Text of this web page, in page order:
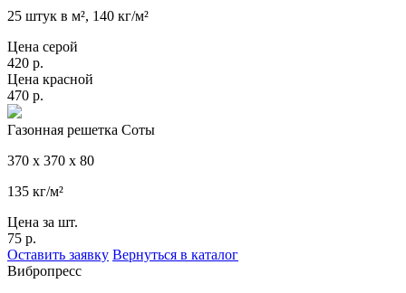
25 штук в м², 140 кг/м²
Цена серой
420 р.
Цена красной
470 р.
Газонная решетка Соты
370 х 370 х 80
135 кг/м²
Цена за шт.
75 р.
Оставить заявку Вернуться в каталог
Вибропресс